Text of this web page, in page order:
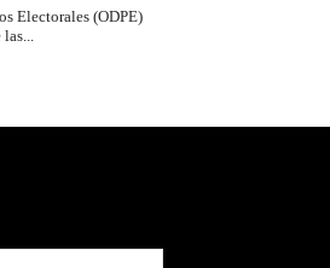
Electorales (ODPE)